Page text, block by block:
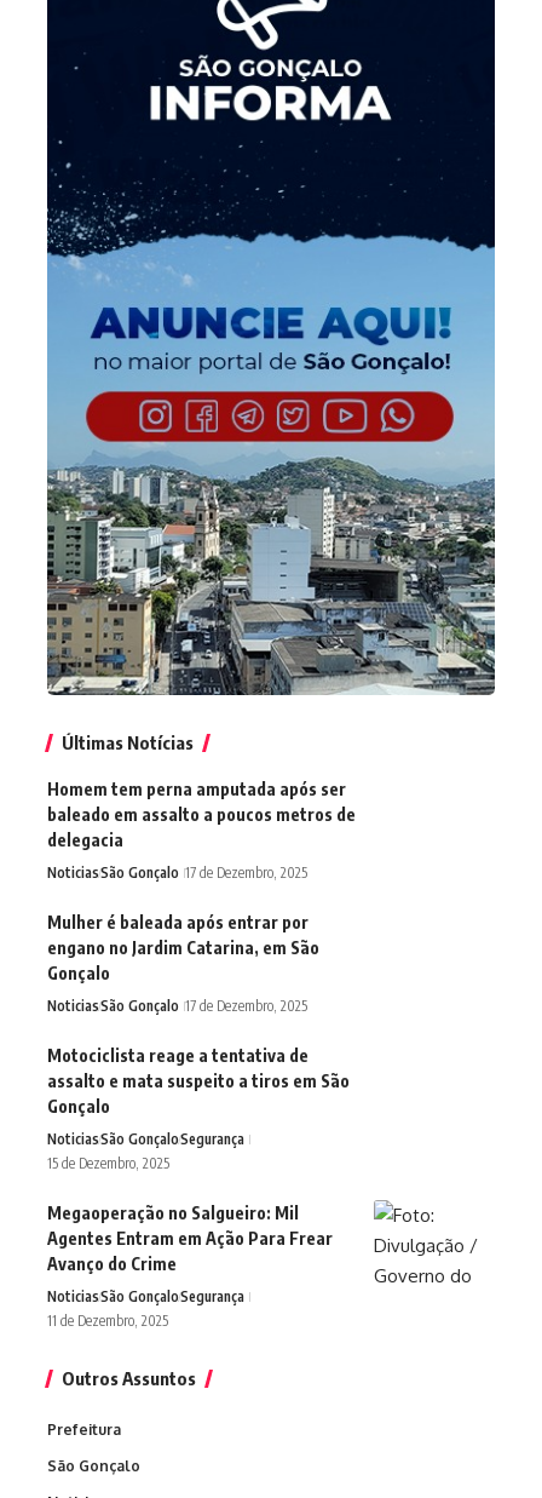
Últimas Notícias
Homem tem perna amputada após ser
baleado em assalto a poucos metros de
delegacia
NoticiasSão Gonçalo 17 de Dezembro, 2025
Mulher é baleada após entrar por
engano no Jardim Catarina, em São
Gonçalo
NoticiasSão Gonçalo 17 de Dezembro, 2025
Motociclista reage a tentativa de
assalto e mata suspeito a tiros em São
Gonçalo
NoticiasSão GonçaloSegurança
15 de Dezembro, 2025
Megaoperação no Salgueiro: Mil
Agentes Entram em Ação Para Frear
Avanço do Crime
NoticiasSão GonçaloSegurança
11 de Dezembro, 2025
Outros Assuntos
Prefeitura
São Gonçalo